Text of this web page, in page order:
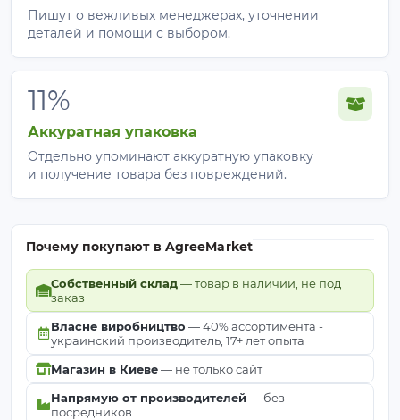
Пишут о вежливых менеджерах, уточнении
деталей и помощи с выбором.
11%
Аккуратная упаковка
Отдельно упоминают аккуратную упаковку
и получение товара без повреждений.
Почему покупают в AgreeMarket
Собственный склад— товар в наличии, не под
заказ
Власне виробництво — 40% ассортимента -
украинский производитель, 17+ лет опыта
Магазин в Киеве— не только сайт
Напрямую от производителей— без
посредников